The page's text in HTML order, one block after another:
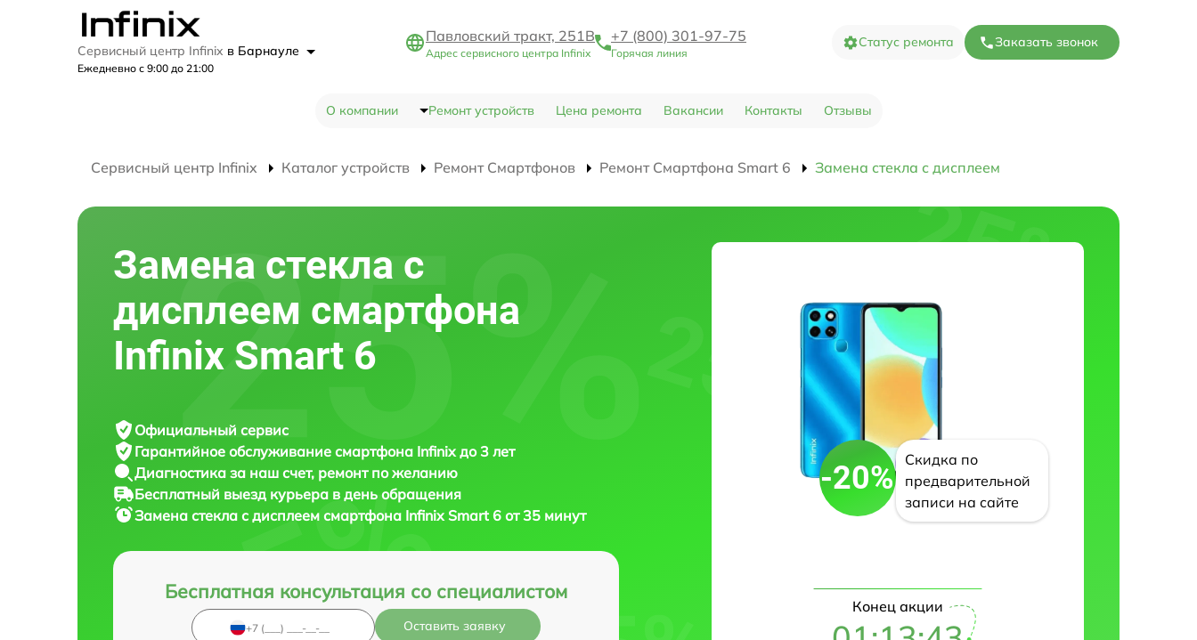
Сервисный центр Infinix в Барнауле
Ежедневно с 9:00 до 21:00
Павловский тракт, 251В
Адрес сервисного центра Infinix
+7 (800) 301-97-75
Горячая линия
Статус ремонта Заказать звонок
О компании Ремонт устройств Цена ремонта Вакансии Контакты Отзывы
Сервисный центр Infinix Каталог устройств Ремонт Смартфонов Ремонт Смартфона Smart 6 Замена стекла с дисплеем
Замена стекла с
дисплеем смартфона
Infinix Smart 6
Официальный сервис
Гарантийное обслуживание смартфона Infinix до 3 лет
Диагностика за наш счет, ремонт по желанию
Бесплатный выезд курьера в день обращения
Замена стекла с дисплеем смартфона Infinix Smart 6 от 35 минут
Бесплатная консультация со специалистом
Оставить заявку
-20%
Скидка по
предварительной
записи на сайте
Конец акции